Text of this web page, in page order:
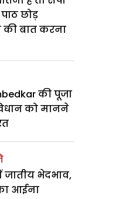
छोड़
की बात करना
की पूजा
को मानने
भेदभाव,
आईना